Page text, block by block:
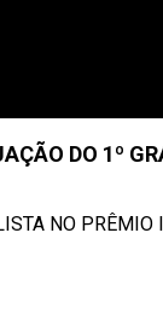
DO 1º
NO PRÊMIO